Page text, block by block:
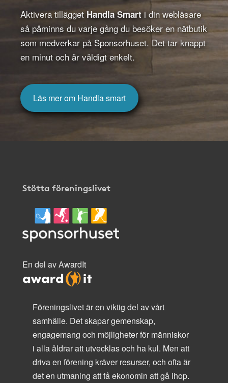
Aktivera tillägget Handla Smarti din webläsare
så påminns du varje gång du besöker en nätbutik
som medverkar på Sponsorhuset. Det tar knappt
en minut och är väldigt enkelt.
Läs mer om Handla smart
Stötta föreningslivet
En del av AwardIt
Föreningslivet är en viktig del av vårt
samhälle. Det skapar gemenskap,
engagemang och möjligheter för människor
i alla åldrar att utvecklas och ha kul. Men att
driva en förening kräver resurser, och ofta är
det en utmaning att få ekonomin att gå ihop.